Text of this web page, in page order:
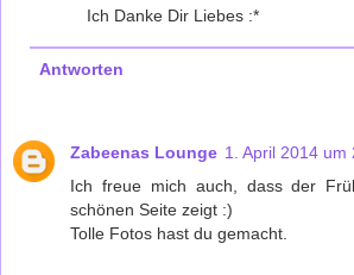
Ich Danke Dir Liebes :*
Antworten
Zabeenas Lounge 1. April 2014 um
Ich freue mich auch, dass der
schönen Seite zeigt :)
Tolle Fotos hast du gemacht.